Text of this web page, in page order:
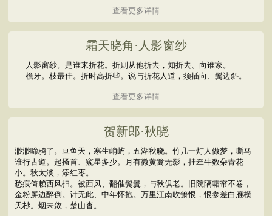
查看更多详情
霜天晓角·人影窗纱
人影窗纱。是谁来折花。折则从他折去，知折去、向谁家。
檐牙。枝最佳。折时高折些。说与折花人道，须插向、鬓边斜。
查看更多详情
贺新郎·秋晓
渺渺啼鸦了。亘鱼天，寒生峭屿，五湖秋晓。竹几一灯人做梦，嘶马
谁行古道。起搔首、窥星多少。月有微黄篱无影，挂牵牛数朵青花
小。秋太淡，添红枣。
愁痕倚赖西风扫。被西风、翻催鬓鬒，与秋俱老。旧院隔霜帘不卷，
金粉屏边醉倒。计无此、中年怀抱。万里江南吹箫恨，恨参差白雁横
天杪。烟未敛，楚山杳。...